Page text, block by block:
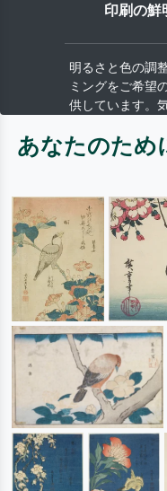
印刷の鮮
明るさと色の調
ミングをご希望
供しています。
あなたのため